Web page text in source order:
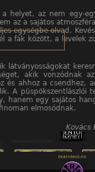
helyet, az nem egy-
az a sajátos
egységbe olvad.
a fák között, a levelek
látványosságokat
akik vonzódnak
és ahhoz a csendhez,
A püspökszentlászlói
hanem egy sajátos
elmosódnak.
Kovács